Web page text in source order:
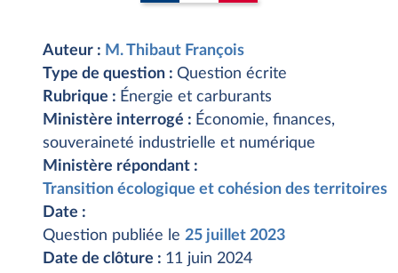
Auteur : M. Thibaut François
Type de question : Question écrite
Rubrique : Énergie et carburants
Ministère interrogé : Économie, finances,
souveraineté industrielle et numérique
Ministère répondant :
Transition écologique et cohésion des territoires
Date :
Question publiée le 25 juillet 2023
Date de clôture : 11 juin 2024